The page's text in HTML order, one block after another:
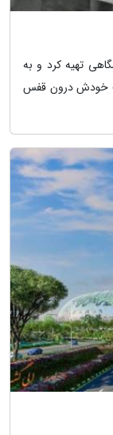
تهیه کرد و به
خودش درون قفس